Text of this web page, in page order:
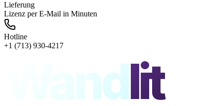
Lieferung
Lizenz per E-Mail in Minuten
Hotline
+1 (713) 930-4217
Wandlit